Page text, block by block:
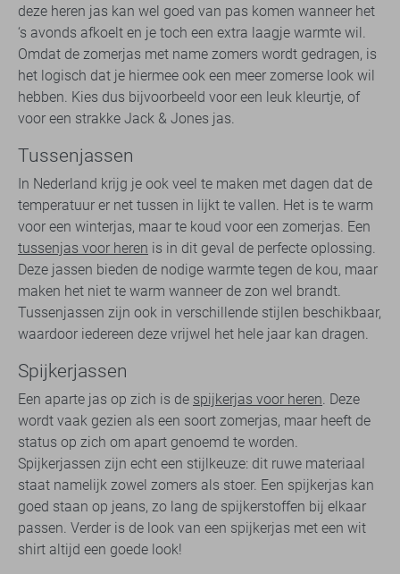
deze heren jas kan wel goed van pas komen wanneer het
‘s avonds afkoelt en je toch een extra laagje warmte wil.
Omdat de zomerjas met name zomers wordt gedragen, is
het logisch dat je hiermee ook een meer zomerse look wil
hebben. Kies dus bijvoorbeeld voor een leuk kleurtje, of
voor een strakke Jack & Jones jas.
Tussenjassen
In Nederland krijg je ook veel te maken met dagen dat de
temperatuur er net tussen in lijkt te vallen. Het is te warm
voor een winterjas, maar te koud voor een zomerjas. Een
tussenjas voor heren is in dit geval de perfecte oplossing.
Deze jassen bieden de nodige warmte tegen de kou, maar
maken het niet te warm wanneer de zon wel brandt.
Tussenjassen zijn ook in verschillende stijlen beschikbaar,
waardoor iedereen deze vrijwel het hele jaar kan dragen.
Spijkerjassen
Een aparte jas op zich is de spijkerjas voor heren. Deze
wordt vaak gezien als een soort zomerjas, maar heeft de
status op zich om apart genoemd te worden.
Spijkerjassen zijn echt een stijlkeuze: dit ruwe materiaal
staat namelijk zowel zomers als stoer. Een spijkerjas kan
goed staan op jeans, zo lang de spijkerstoffen bij elkaar
passen. Verder is de look van een spijkerjas met een wit
shirt altijd een goede look!